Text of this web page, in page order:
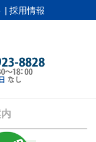
| 採用情報